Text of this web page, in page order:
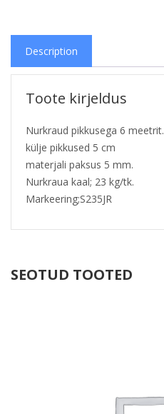
Description
Toote kirjeldus
Nurkraud pikkusega 6 meetrit.
külje pikkused 5 cm
materjali paksus 5 mm.
Nurkraua kaal; 23 kg/tk.
Markeering;S235JR
SEOTUD TOOTED